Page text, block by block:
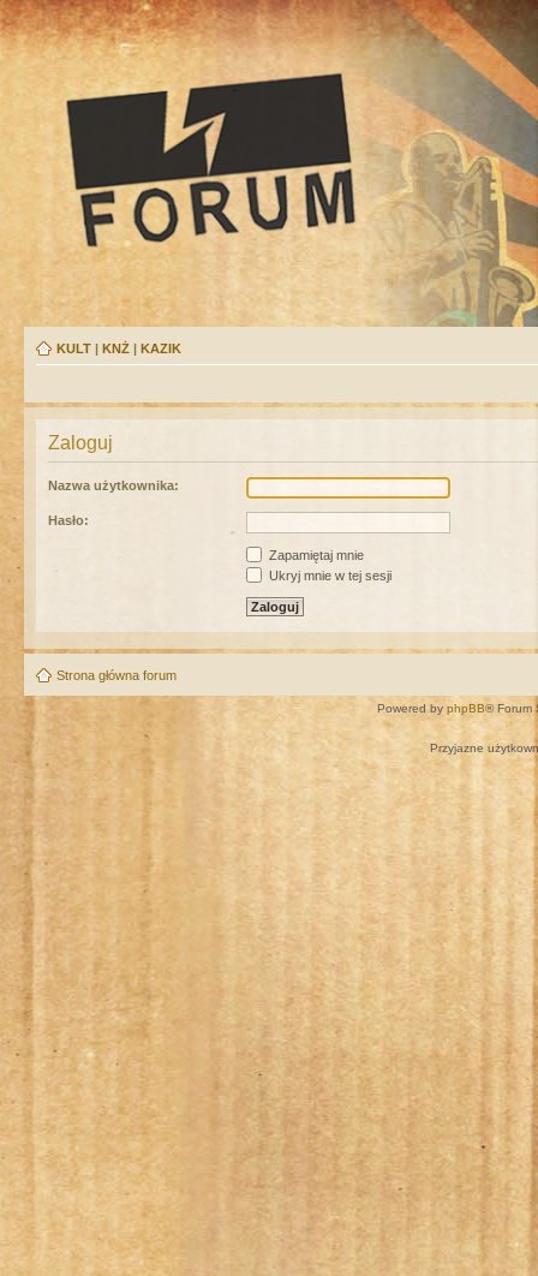
KULT | KNŻ | KAZIK
Zaloguj
Nazwa użytkownika:
Hasło:
Zapamiętaj mnie
Ukryj mnie w tej sesji
Strona główna forum
Powered by phpBB® Forum
Przyjazne